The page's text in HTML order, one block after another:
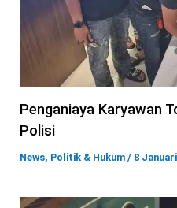
Penganiaya Karyawan
Polisi
News, Politik & Hukum / 8